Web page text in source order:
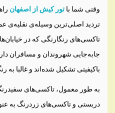
وقتی شما با تور کیش از اصفهان
تردید اصلی‌ترین وسیله‌ی
تاکسی‌های رنگارنگی که در
جابه‌جایی شهروندان و مسافران
باکیفیتی تشکیل شده‌اند و غالبا
به طور معمول، تاکسی‌های
دربستی و تاکسی‌های زردرنگ به